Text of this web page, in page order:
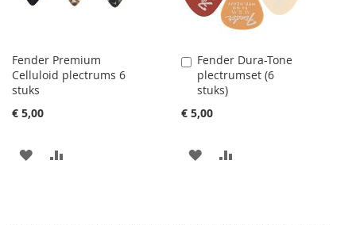
Fender Premium
Celluloid plectrums 6
stuks
€ 5,00
AAN
Fender Dura-Tone
plectrumset (6
stuks)
€ 5,00
Aan
winkelwagen
toevoegen
AAN